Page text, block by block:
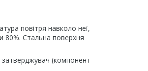
повітря навколо неї,
80%. Стальна поверхня
(компонент